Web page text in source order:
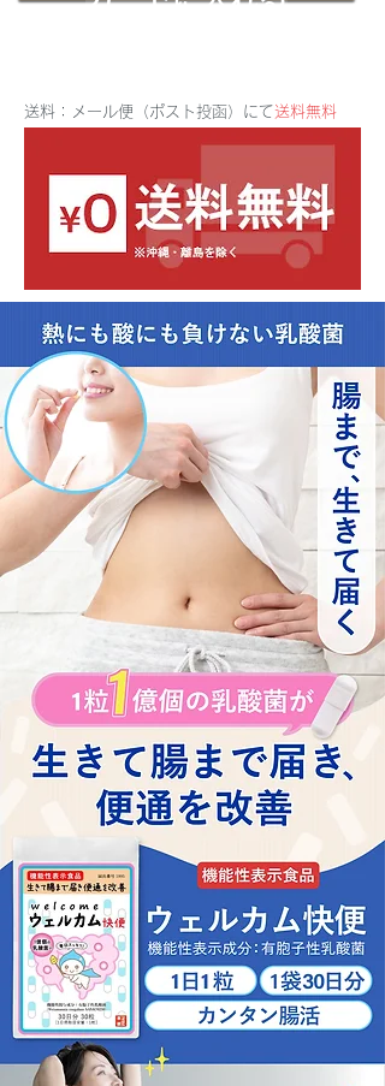
送料：メール便（ポスト投函）にて送料無料